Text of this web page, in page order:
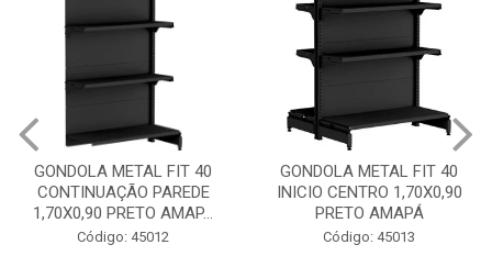
GONDOLA METAL FIT 40
CONTINUAÇÃO PAREDE
1,70X0,90 PRETO AMAP...
Código: 45012
GONDOLA METAL FIT 40
INICIO CENTRO 1,70X0,90
PRETO AMAPÁ
Código: 45013